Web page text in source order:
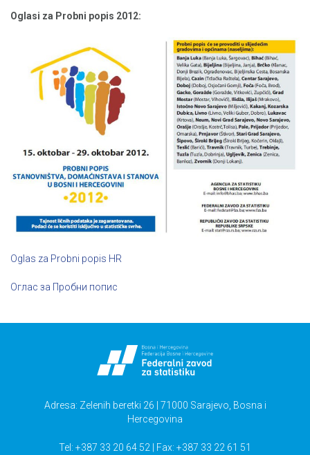
Oglasi za Probni popis 2012:
Oglas za Probni popis HR
Oглас за Пробни попис
Adresa: Zelenih beretki 26 | 71000 Sarajevo, Bosna i
Hercegovina
Tel: +387 33 20 64 52 | Fax: +387 33 22 61 51